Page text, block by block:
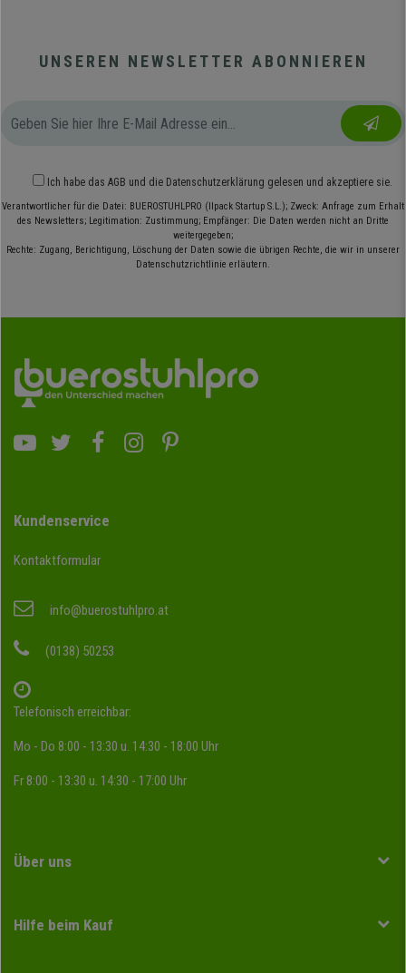
UNSEREN NEWSLETTER ABONNIEREN
Ich habe das AGB und die Datenschutzerklärung gelesen und akzeptiere sie.
Verantwortlicher für die Datei: BUEROSTUHLPRO (Ilpack Startup S.L.); Zweck: Anfrage zum Erhalt
des Newsletters; Legitimation: Zustimmung; Empfänger: Die Daten werden nicht an Dritte
weitergegeben;
Rechte: Zugang, Berichtigung, Löschung der Daten sowie die übrigen Rechte, die wir in unserer
Datenschutzrichtlinie erläutern.
Kundenservice
Kontaktformular
info@buerostuhlpro.at
(0138) 50253
Telefonisch erreichbar:
Mo - Do 8:00 - 13:30 u. 14:30 - 18:00 Uhr
Fr 8:00 - 13:30 u. 14:30 - 17:00 Uhr
Über uns
Hilfe beim Kauf